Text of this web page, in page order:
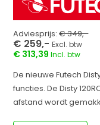
Adviesprijs:€ 349,-
€ 259,-Excl. btw
€ 313,39Incl. btw
De nieuwe Futech
functies. De Disty
afstand wordt